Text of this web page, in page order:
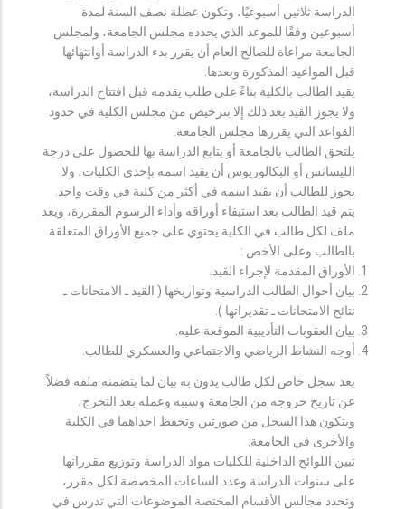
الدراسة ثلاثين أسبوعيًا، وتكون عطلة نصف السنة لمدة
أسبوعين وفقًا للموعد الذي يحدده مجلس الجامعة، ولمجلس
الجامعة مراعاة للصالح العام أن يقرر بدء الدراسة أوانتهائها
قبل المواعيد المذكورة وبعدها.
يقيد الطالب بالكلية بناءً على طلب يقدمه قبل افتتاح الدراسة،
ولا يجوز القيد بعد ذلك إلا بترخيص من مجلس الكلية في حدود
القواعد التي يقررها مجلس الجامعة.
يلتحق الطالب بالجامعة أو يتابع الدراسة بها للحصول على درجة
الليسانس أو البكالوريوس أن يقيد اسمه بإحدى الكليات، ولا
يجوز للطالب أن يقيد اسمه في أكثر من كلية في وقت واحد.
يتم قيد الطالب بعد استيفاء أوراقه وأداء الرسوم المقررة، ويعد
ملف لكل طالب في الكلية يحتوي على جميع الأوراق المتعلقة
بالطالب وعلى الأخص :
الأوراق المقدمة لإجراء القيد.
بيان أحوال الطالب الدراسية وتواريخها ( القيد ـ الامتحانات ـ
نتائح الامتحانات ـ تقديراتها ).
بيان العقوبات التأديبية الموقعة عليه.
أوجه النشاط الرياضي والاجتماعي والعسكري للطالب.
يعد سجل خاص لكل طالب يدون به بيان لما يتضمنه ملفه فضلاً
عن تاريخ خروجه من الجامعة وسببه وعمله بعد التخرج،
ويتكون هذا السجل من صورتين وتحفظ احداهما في الكلية
والأخرى في الجامعة.
تبين اللوائح الداخلية للكليات مواد الدراسة وتوزيع مقرراتها
على سنوات الدراسة وعدد الساعات المخصصة لكل مقرر،
وتحدد مجالس الأقسام المختصة الموضوعات التي تدرس في